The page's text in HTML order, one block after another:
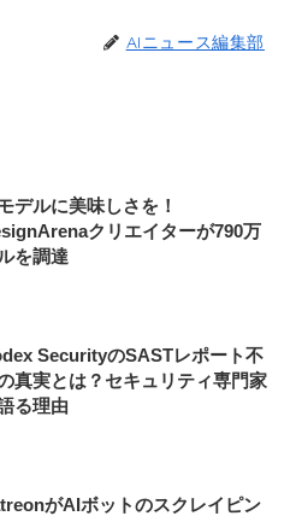
AIニュース編集部
デルに美味しさを！
クリエイターが790万
を調達
SecurityのSASTレポート不
真実とは？セキュリティ専門家
る理由
がAIボットのスクレイピン